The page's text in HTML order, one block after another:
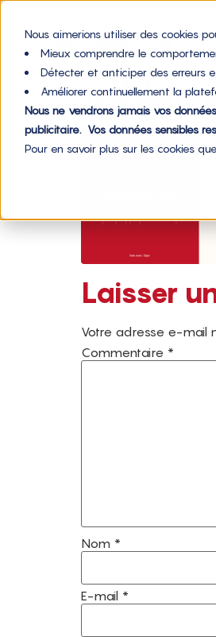
Nous aimerions utiliser des cookies
Mieux comprendre le
Détecter et anticiper des erreurs
Améliorer continuellement la
Nous ne vendrons jamais vos
publicitaire. Vos données sensibles
Pour en savoir plus sur les cookies
Laisser
Votre adresse e-mail
Commentaire *
Nom *
E-mail *